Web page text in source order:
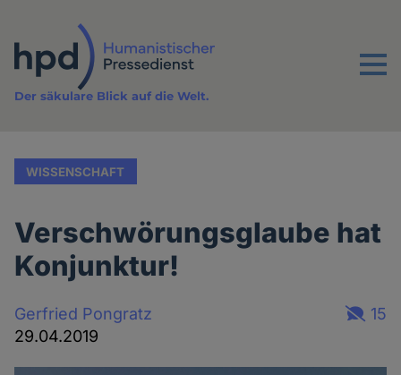
Inhalt
Menu
Der säkulare Blick auf die Welt.
WISSENSCHAFT
Verschwörungsglaube hat
Konjunktur!
Gerfried Pongratz
29.04.2019
15